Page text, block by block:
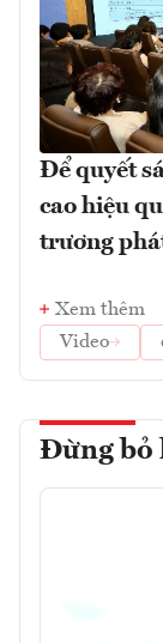
Để quyết
cao hiệu
trương
Xem thêm
Video
Đừng bỏ